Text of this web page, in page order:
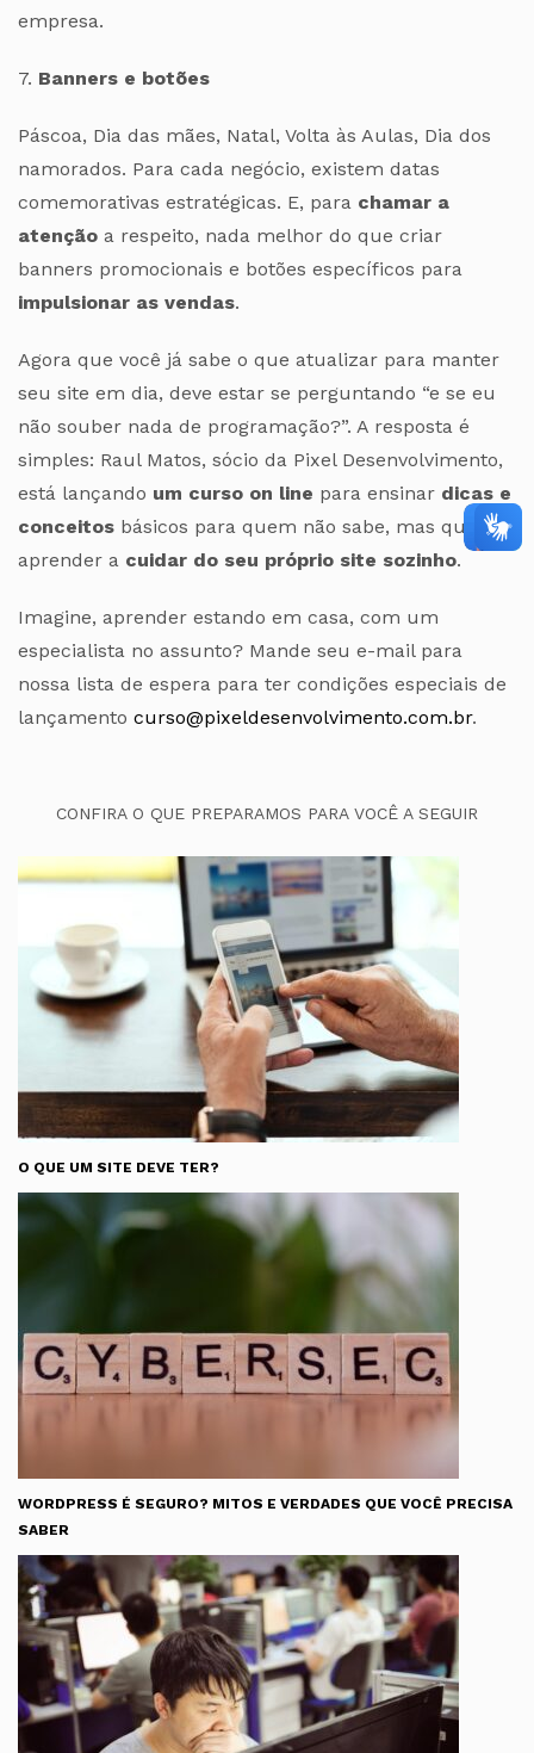
empresa.
7. Banners e botões
Páscoa, Dia das mães, Natal, Volta às Aulas, Dia dos
namorados. Para cada negócio, existem datas
comemorativas estratégicas. E, para chamar a
atenção a respeito, nada melhor do que criar
banners promocionais e botões específicos para
impulsionar as vendas.
Agora que você já sabe o que atualizar para manter
seu site em dia, deve estar se perguntando “e se eu
não souber nada de programação?”. A resposta é
simples: Raul Matos, sócio da Pixel Desenvolvimento,
está lançando um curso on line para ensinar dicas e
conceitos básicos para quem não sabe, mas quer
aprender a cuidar do seu próprio site sozinho.
Imagine, aprender estando em casa, com um
especialista no assunto? Mande seu e-mail para
nossa lista de espera para ter condições especiais de
lançamento curso@pixeldesenvolvimento.com.br.
CONFIRA O QUE PREPARAMOS PARA VOCÊ A SEGUIR
O QUE UM SITE DEVE TER?
WORDPRESS É SEGURO? MITOS E VERDADES QUE VOCÊ PRECISA
SABER